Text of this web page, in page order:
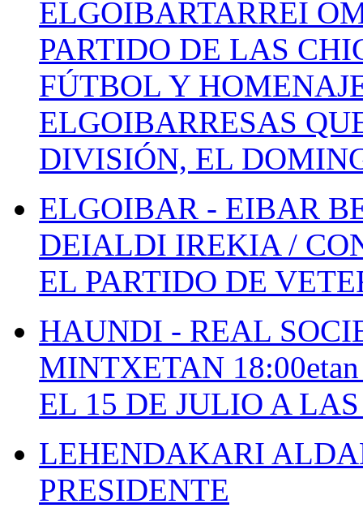
ELGOIBARTARREI
PARTIDO DE LAS
FÚTBOL Y
ELGOIBARRESAS
DIVISIÓN, EL
ELGOIBAR - EIBAR
DEIALDI IREKIA /
EL PARTIDO DE
HAUNDI - REAL
MINTXETAN
EL 15 DE JULIO A
LEHENDAKARI
PRESIDENTE